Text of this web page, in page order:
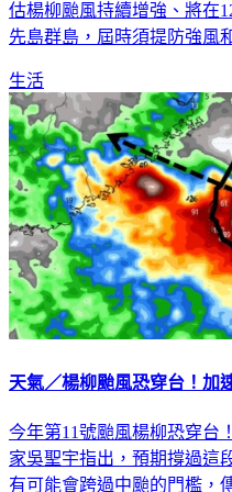
估楊柳颱風持續增強、將在
先島群島，屆時須提防強風
生活
天氣／楊柳颱風恐穿台！
今年第11號颱風楊柳恐穿台
家吳聖宇指出，預期撐過這
有可能會跨過中颱的門檻，